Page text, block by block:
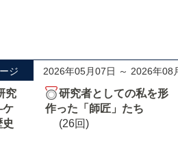
ジ 2026年05月07日 ～ 2026年08
究
ケ
研究者としての私を形
作った「師匠」たち
(26回)